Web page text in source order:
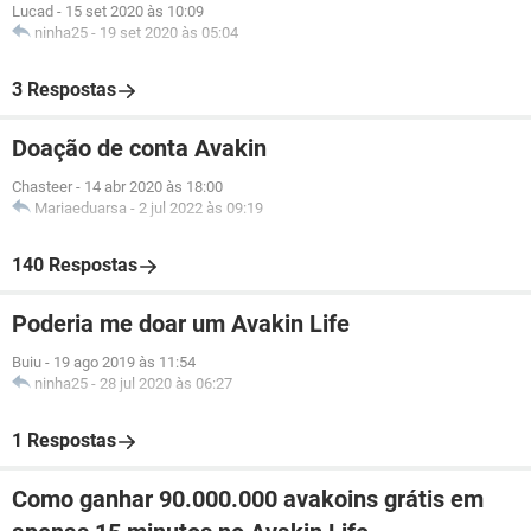
Lucad - 15 set 2020 às 10:09
ninha25 - 19 set 2020 às 05:04
3 Respostas
Doação de conta Avakin
Chasteer - 14 abr 2020 às 18:00
Mariaeduarsa - 2 jul 2022 às 09:19
140 Respostas
Poderia me doar um Avakin Life
Buiu - 19 ago 2019 às 11:54
ninha25 - 28 jul 2020 às 06:27
1 Respostas
Como ganhar 90.000.000 avakoins grátis em